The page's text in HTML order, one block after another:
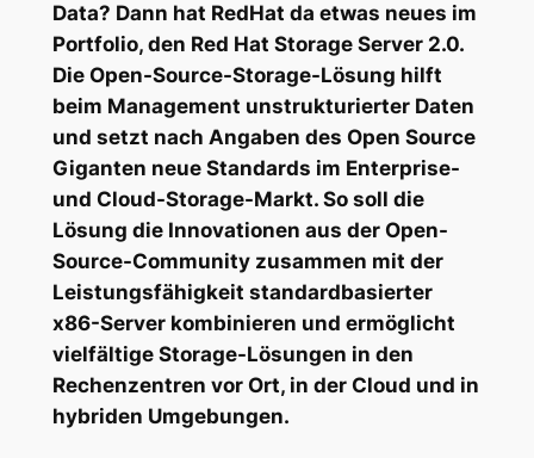
Data? Dann hat RedHat da etwas neues im
Portfolio, den Red Hat Storage Server 2.0.
Die Open-Source-Storage-Lösung hilft
beim Management unstrukturierter Daten
und setzt nach Angaben des Open Source
Giganten neue Standards im Enterprise-
und Cloud-Storage-Markt. So soll die
Lösung die Innovationen aus der Open-
Source-Community zusammen mit der
Leistungsfähigkeit standardbasierter
x86-Server kombinieren und ermöglicht
vielfältige Storage-Lösungen in den
Rechenzentren vor Ort, in der Cloud und in
hybriden Umgebungen.